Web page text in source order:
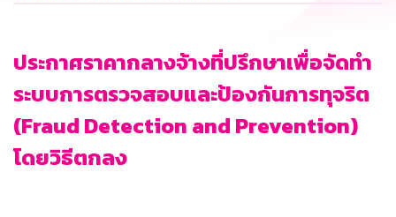
ประกาศราคากลางจ้างที่ปรึกษาเพื่อจัดทำ
ระบบการตรวจสอบและป้องกันการทุจริต
(Fraud Detection and Prevention)
โดยวิธีตกลง